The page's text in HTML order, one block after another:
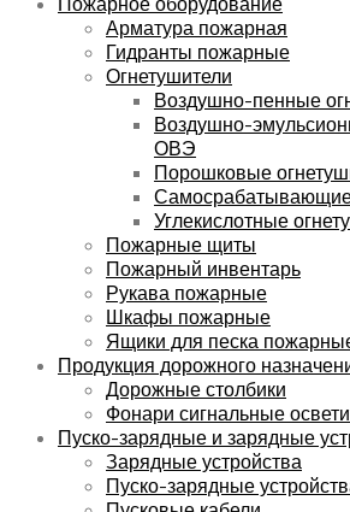
Арматура пожарная
Гидранты пожарные
Огнетушители
Воздушно-пенные
Воздушно-
ОВЭ
Порошковые
Самосрабатывающие
Углекислотные
Пожарные щиты
Пожарный инвентарь
Рукава пожарные
Шкафы пожарные
Ящики для песка
Продукция дорожного
Дорожные столбики
Фонари сигнальные
Пуско-зарядные и зарядные
Зарядные устройства
Пуско-зарядные